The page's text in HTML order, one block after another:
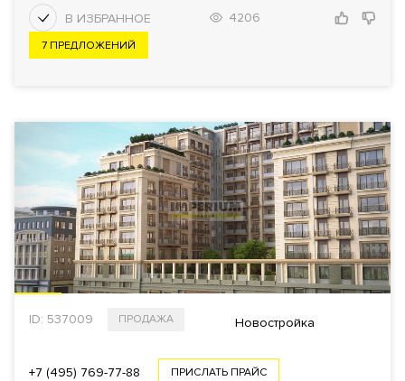
4206
7 ПРЕДЛОЖЕНИЙ
ID: 537009 ПРОДАЖА Новостройка
+7 (495) 769-77-88 ПРИСЛАТЬ ПРАЙС